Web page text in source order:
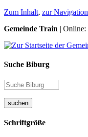
Zum Inhalt, zur Navigation
Gemeinde Train |
Suche Biburg
suchen
Schriftgröße